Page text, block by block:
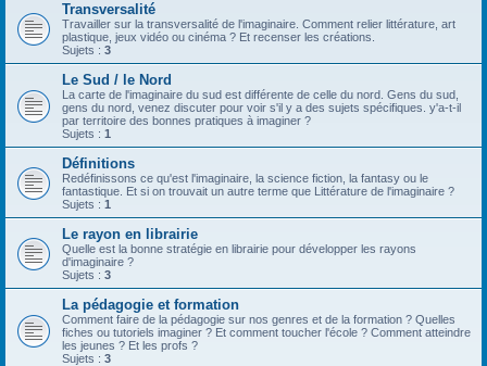
Transversalité
Travailler sur la transversalité de l'imaginaire. Comment relier littérature, art
plastique, jeux vidéo ou cinéma ? Et recenser les créations.
Sujets : 3
Le Sud / le Nord
La carte de l'imaginaire du sud est différente de celle du nord. Gens du sud,
gens du nord, venez discuter pour voir s'il y a des sujets spécifiques. y'a-t-il
par territoire des bonnes pratiques à imaginer ?
Sujets : 1
Définitions
Redéfinissons ce qu'est l'imaginaire, la science fiction, la fantasy ou le
fantastique. Et si on trouvait un autre terme que Littérature de l'imaginaire ?
Sujets : 1
Le rayon en librairie
Quelle est la bonne stratégie en librairie pour développer les rayons
d'imaginaire ?
Sujets : 3
La pédagogie et formation
Comment faire de la pédagogie sur nos genres et de la formation ? Quelles
fiches ou tutoriels imaginer ? Et comment toucher l'école ? Comment atteindre
les jeunes ? Et les profs ?
Sujets : 3